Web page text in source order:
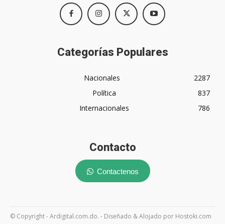
Categorías Populares
Nacionales
2287
Política
837
Internacionales
786
Contacto
Contactenos
© Copyright - Ardigital.com.do. - Diseñado & Alojado por Hostoki.com